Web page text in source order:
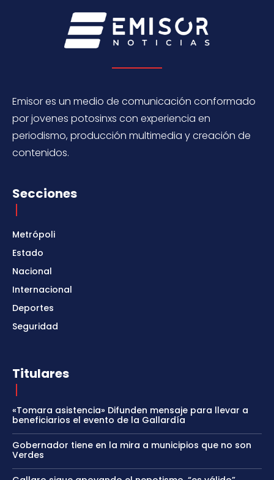
Emisor es un medio de comunicación conformado
por jovenes potosinxs con experiencia en
periodismo, producción multimedia y creación de
contenidos.
Secciones
Metrópoli
Estado
Nacional
Internacional
Deportes
Seguridad
Titulares
«Tomara asistencia» Difunden mensaje para llevar a
beneficiarios el evento de la Gallardía
Gobernador tiene en la mira a municipios que no son
Verdes